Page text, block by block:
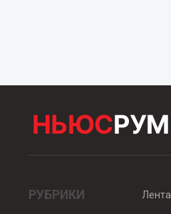
РУБРИКИ
Лента